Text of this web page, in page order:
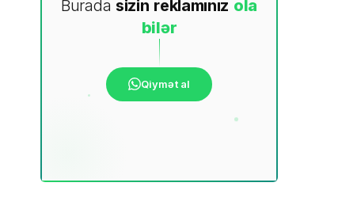
Burada sizin reklamınız ola
bilər
Qiymət al